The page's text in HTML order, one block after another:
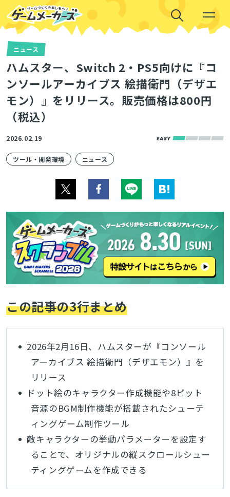
ニュース
ハムスター、Switch 2・PS5向けに『コ
ンソールアーカイブス 絵描衛門（デザエ
モン）』をリリース。販売価格は800円
（税込）
2026.02.19
ツール・開発環境 ニュース
この記事の3行まとめ
2026年2月16日、ハムスターが『コンソール
アーカイブス 絵描衛門（デザエモン）』を
リリース
ドット絵のキャラクター作成機能や8ビット
音源のBGM制作機能が搭載されたシューテ
ィングゲーム制作ツール
敵キャラクターの挙動パラメーターを設定す
ることで、オリジナルの縦スクロールシュー
ティングゲームを作成できる